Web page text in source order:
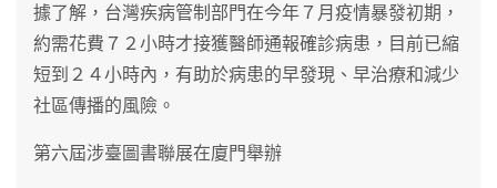
據了解，台灣疾病管制部門在今年７月疫情暴發初期，
約需花費７２小時才接獲醫師通報確診病患，目前已縮
短到２４小時內，有助於病患的早發現、早治療和減少
社區傳播的風險。
第六屆涉臺圖書聯展在廈門舉辦